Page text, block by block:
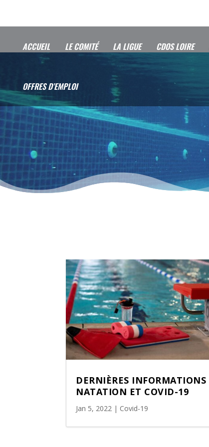
ACCUEIL LE COMITÉ LA LIGUE CDOS LOIRE
OFFRES D’EMPLOI
DERNIÈRES INFORMATIONS
NATATION ET COVID-19
Jan 5, 2022 | Covid-19